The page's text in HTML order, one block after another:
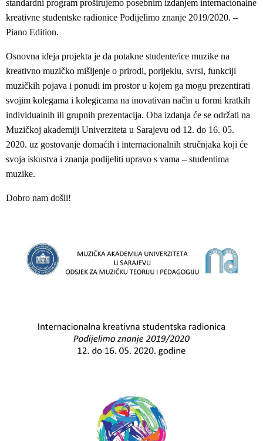
standardni program proširujemo posebnim izdanjem internacionalne
kreativne studentske radionice Podijelimo znanje 2019/2020. –
Piano Edition.
Osnovna ideja projekta je da potakne studente/ice muzike na
kreativno muzičko mišljenje o prirodi, porijeklu, svrsi, funkciji
muzičkih pojava i ponudi im prostor u kojem ga mogu prezentirati
svojim kolegama i kolegicama na inovativan način u formi kratkih
individualnih ili grupnih prezentacija. Oba izdanja će se održati na
Muzičkoj akademiji Univerziteta u Sarajevu od 12. do 16. 05.
2020. uz gostovanje domaćih i internacionalnih stručnjaka koji će
svoja iskustva i znanja podijeliti upravo s vama – studentima
muzike.
Dobro nam došli!